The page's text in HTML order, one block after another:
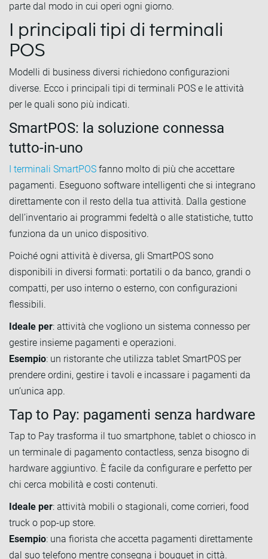
parte dal modo in cui operi ogni giorno.
I principali tipi di terminali
POS
Modelli di business diversi richiedono configurazioni
diverse. Ecco i principali tipi di terminali POS e le attività
per le quali sono più indicati.
SmartPOS: la soluzione connessa
tutto-in-uno
I terminali SmartPOS fanno molto di più che accettare
pagamenti. Eseguono software intelligenti che si integrano
direttamente con il resto della tua attività. Dalla gestione
dell’inventario ai programmi fedeltà o alle statistiche, tutto
funziona da un unico dispositivo.
Poiché ogni attività è diversa, gli SmartPOS sono
disponibili in diversi formati: portatili o da banco, grandi o
compatti, per uso interno o esterno, con configurazioni
flessibili.
Ideale per: attività che vogliono un sistema connesso per
gestire insieme pagamenti e operazioni.
Esempio: un ristorante che utilizza tablet SmartPOS per
prendere ordini, gestire i tavoli e incassare i pagamenti da
un’unica app.
Tap to Pay: pagamenti senza hardware
Tap to Pay trasforma il tuo smartphone, tablet o chiosco in
un terminale di pagamento contactless, senza bisogno di
hardware aggiuntivo. È facile da configurare e perfetto per
chi cerca mobilità e costi contenuti.
Ideale per: attività mobili o stagionali, come corrieri, food
truck o pop-up store.
Esempio: una fiorista che accetta pagamenti direttamente
dal suo telefono mentre consegna i bouquet in città.